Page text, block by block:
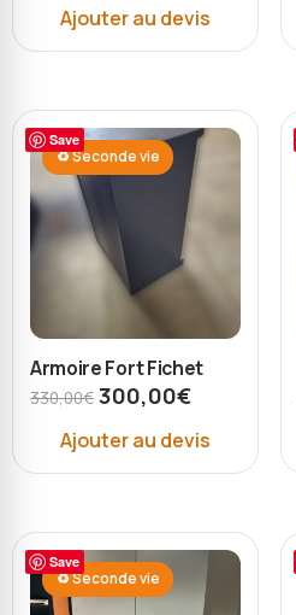
Ajouter au devis
Save
♻ Seconde vie
Armoire Fort Fichet
330,00€ 300,00€
Ajouter au devis
Save
♻ Seconde vie